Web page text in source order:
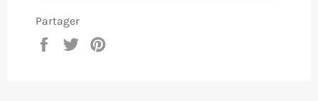
Partager
PartagerTweeter